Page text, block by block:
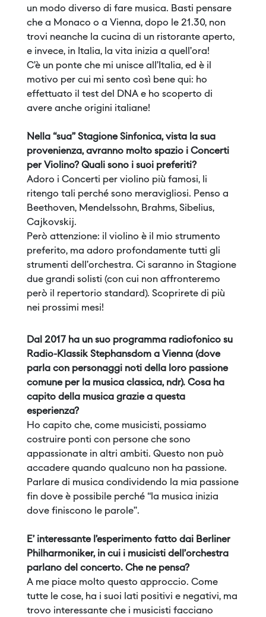
un modo diverso di fare musica. Basti pensare
che a Monaco o a Vienna, dopo le 21.30, non
trovi neanche la cucina di un ristorante aperto,
e invece, in Italia, la vita inizia a quell’ora!
C’è un ponte che mi unisce all’Italia, ed è il
motivo per cui mi sento così bene qui: ho
effettuato il test del DNA e ho scoperto di
avere anche origini italiane!
Nella “sua” Stagione Sinfonica, vista la sua
provenienza, avranno molto spazio i Concerti
per Violino? Quali sono i suoi preferiti?
Adoro i Concerti per violino più famosi, li
ritengo tali perché sono meravigliosi. Penso a
Beethoven, Mendelssohn, Brahms, Sibelius,
Cajkovskij.
Però attenzione: il violino è il mio strumento
preferito, ma adoro profondamente tutti gli
strumenti dell’orchestra. Ci saranno in Stagione
due grandi solisti (con cui non affronteremo
però il repertorio standard). Scoprirete di più
nei prossimi mesi!
Dal 2017 ha un suo programma radiofonico su
Radio-Klassik Stephansdom a Vienna (dove
parla con personaggi noti della loro passione
comune per la musica classica, ndr). Cosa ha
capito della musica grazie a questa
esperienza?
Ho capito che, come musicisti, possiamo
costruire ponti con persone che sono
appassionate in altri ambiti. Questo non può
accadere quando qualcuno non ha passione.
Parlare di musica condividendo la mia passione
fin dove è possibile perché “la musica inizia
dove finiscono le parole”.
E’ interessante l’esperimento fatto dai Berliner
Philharmoniker, in cui i musicisti dell’orchestra
parlano del concerto. Che ne pensa?
A me piace molto questo approccio. Come
tutte le cose, ha i suoi lati positivi e negativi, ma
trovo interessante che i musicisti facciano